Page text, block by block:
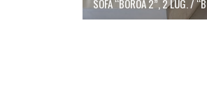
SOFÁ “BOROA 2”, 2 LUG. /